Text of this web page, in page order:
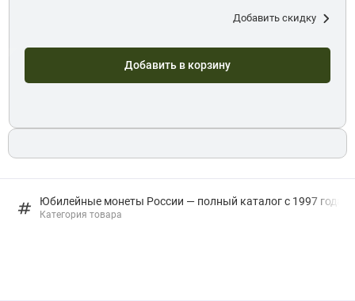
Юбилейные монеты России — полный каталог с 1997 года:
Категория товара
Добавить скидку
Добавить в корзину